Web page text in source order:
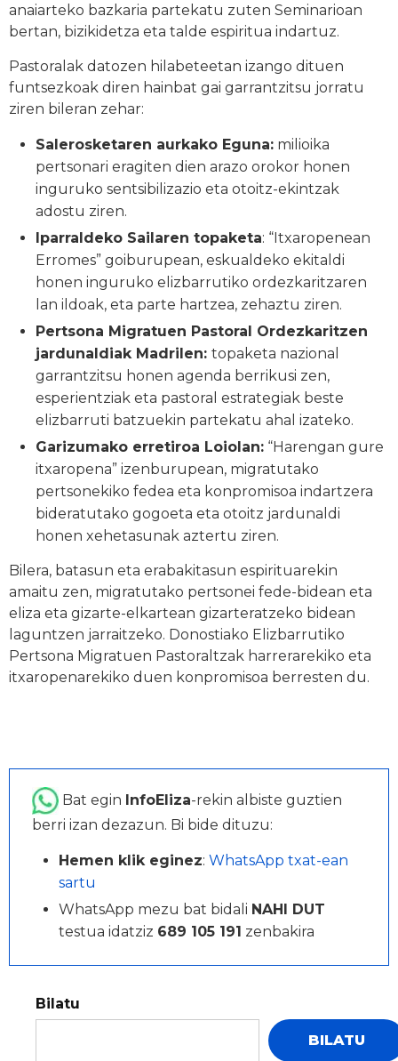
anaiarteko bazkaria partekatu zuten Seminarioan
bertan, bizikidetza eta talde espiritua indartuz.
Pastoralak datozen hilabeteetan izango dituen
funtsezkoak diren hainbat gai garrantzitsu jorratu
ziren bileran zehar:
Salerosketaren aurkako Eguna: milioika
pertsonari eragiten dien arazo orokor honen
inguruko sentsibilizazio eta otoitz-ekintzak
adostu ziren.
Iparraldeko Sailaren topaketa: “Itxaropenean
Erromes” goiburupean, eskualdeko ekitaldi
honen inguruko elizbarrutiko ordezkaritzaren
lan ildoak, eta parte hartzea, zehaztu ziren.
Pertsona Migratuen Pastoral Ordezkaritzen
jardunaldiak Madrilen: topaketa nazional
garrantzitsu honen agenda berrikusi zen,
esperientziak eta pastoral estrategiak beste
elizbarruti batzuekin partekatu ahal izateko.
Garizumako erretiroa Loiolan: “Harengan gure
itxaropena” izenburupean, migratutako
pertsonekiko fedea eta konpromisoa indartzera
bideratutako gogoeta eta otoitz jardunaldi
honen xehetasunak aztertu ziren.
Bilera, batasun eta erabakitasun espirituarekin
amaitu zen, migratutako pertsonei fede-bidean eta
eliza eta gizarte-elkartean gizarteratzeko bidean
laguntzen jarraitzeko. Donostiako Elizbarrutiko
Pertsona Migratuen Pastoraltzak harrerarekiko eta
itxaropenarekiko duen konpromisoa berresten du.
Bat egin InfoEliza-rekin albiste guztien
berri izan dezazun. Bi bide dituzu:
Hemen klik eginez: WhatsApp txat-ean
sartu
WhatsApp mezu bat bidali NAHI DUT
testua idatziz 689 105 191 zenbakira
Bilatu
BILATU